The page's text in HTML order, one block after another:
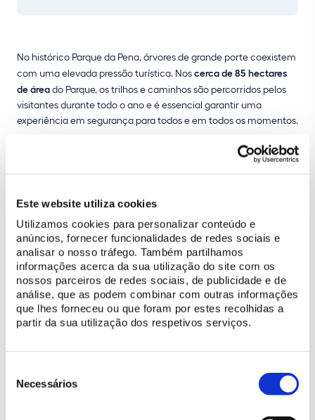
Este website utiliza cookies
Utilizamos cookies para personalizar conteúdo e
anúncios, fornecer funcionalidades de redes sociais e
analisar o nosso tráfego. Também partilhamos
informações acerca da sua utilização do site com os
nossos parceiros de redes sociais, de publicidade e de
análise, que as podem combinar com outras informações
que lhes forneceu ou que foram por estes recolhidas a
partir da sua utilização dos respetivos serviços.
Necessários
No histórico Parque da Pena, árvores de grande porte coexistem
com uma elevada pressão turística. Noscerca de 85 hectares
de áreado Parque, os trilhos e caminhos são percorridos pelos
visitantes durante todo o ano e é essencial garantir uma
experiência em segurança para todos e em todos os momentos.
fatores de riscoa
ter em conta e que devem ser avaliados. Serão também
Parque, a observar durante a visita.